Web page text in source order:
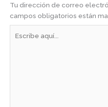
Tu dirección de correo
campos obligatorios están
aquí...